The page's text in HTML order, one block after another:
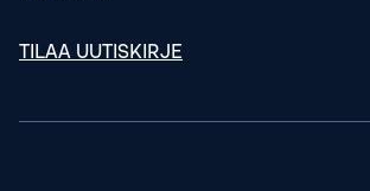
TILAA UUTISKIRJE